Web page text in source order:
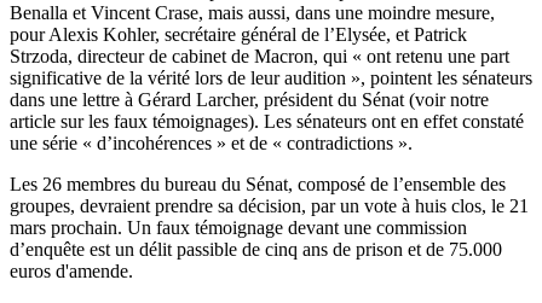
Benalla et Vincent Crase, mais aussi, dans une moindre mesure,
pour Alexis Kohler, secrétaire général de l’Elysée, et Patrick
Strzoda, directeur de cabinet de Macron, qui « ont retenu une part
significative de la vérité lors de leur audition », pointent les sénateurs
dans une lettre à Gérard Larcher, président du Sénat (voir notre
article sur les faux témoignages). Les sénateurs ont en effet constaté
une série « d’incohérences » et de « contradictions ».
Les 26 membres du bureau du Sénat, composé de l’ensemble des
groupes, devraient prendre sa décision, par un vote à huis clos, le 21
mars prochain. Un faux témoignage devant une commission
d’enquête est un délit passible de cinq ans de prison et de 75.000
euros d'amende.